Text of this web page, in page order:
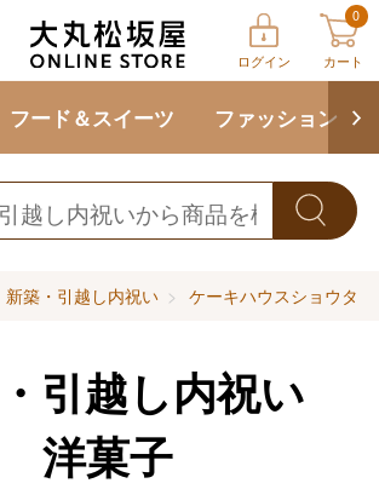
ログイン
0
カート
フード＆スイーツ ファッション
新築・引越し内祝い ケーキハウスショウタニ
引越し内祝い
洋菓子